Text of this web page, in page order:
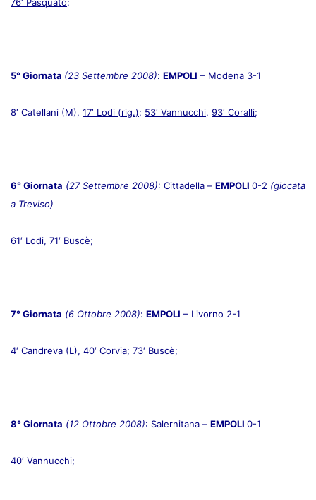
76′ Pasquato;
5° Giornata (23 Settembre 2008): EMPOLI – Modena 3-1
8′ Catellani (M), 17′ Lodi (rig.); 53′ Vannucchi, 93′ Coralli;
6° Giornata (27 Settembre 2008): Cittadella – EMPOLI 0-2 (giocata
a Treviso)
61′ Lodi, 71′ Buscè;
7° Giornata (6 Ottobre 2008): EMPOLI – Livorno 2-1
4′ Candreva (L), 40′ Corvia; 73′ Buscè;
8° Giornata (12 Ottobre 2008): Salernitana – EMPOLI 0-1
40′ Vannucchi;